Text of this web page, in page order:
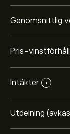
Genomsnittlig
Pris-
Intäkter i
Utdelning